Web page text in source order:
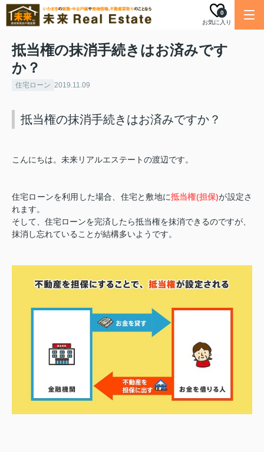
お気に入り
0
抵当権の抹消手続きはお済みです
か？
住宅ローン 2019.11.09
抵当権の抹消手続きはお済みですか？
こんにちは。未来リアルエステートの渡辺です。
住宅ローンを利用した場合、住宅と敷地に抵当権(担保)が設定さ
れます。
そして、住宅ローンを完済したら抵当権を抹消できるのですが、
抹消し忘れていることが結構多いようです。